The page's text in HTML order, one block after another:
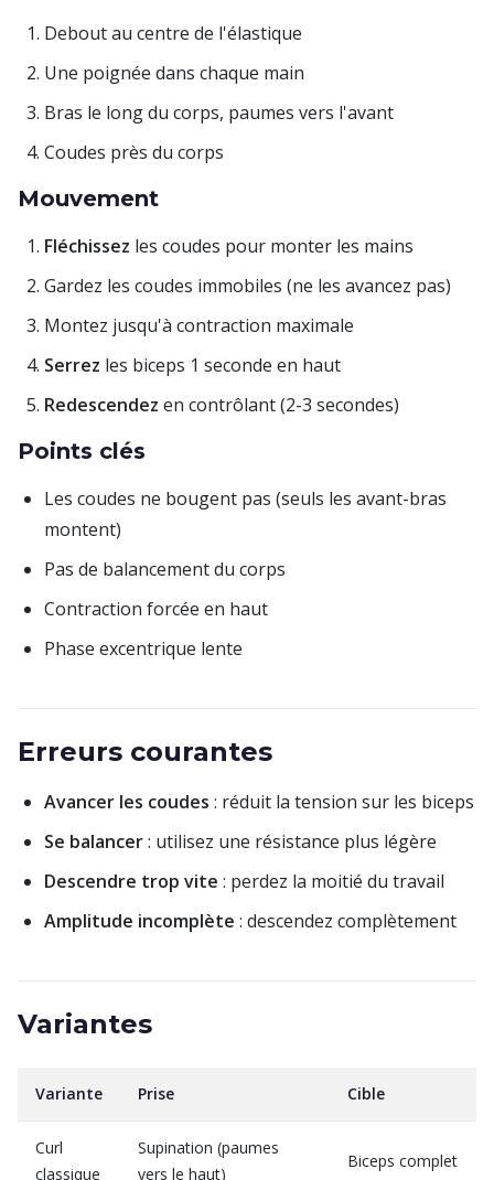
Debout au centre de l'élastique
Une poignée dans chaque main
Bras le long du corps, paumes vers l'avant
Coudes près du corps
Mouvement
Fléchissez les coudes pour monter les mains
Gardez les coudes immobiles (ne les avancez pas)
Montez jusqu'à contraction maximale
Serrez les biceps 1 seconde en haut
Redescendez en contrôlant (2-3 secondes)
Points clés
Les coudes ne bougent pas (seuls les avant-bras
montent)
Pas de balancement du corps
Contraction forcée en haut
Phase excentrique lente
Erreurs courantes
Avancer les coudes : réduit la tension sur les biceps
Se balancer: utilisez une résistance plus légère
Descendre trop vite : perdez la moitié du travail
Amplitude incomplète : descendez complètement
Variantes
Variante Prise Cible
Curl
classique
Supination (paumes
vers le haut)
Biceps complet